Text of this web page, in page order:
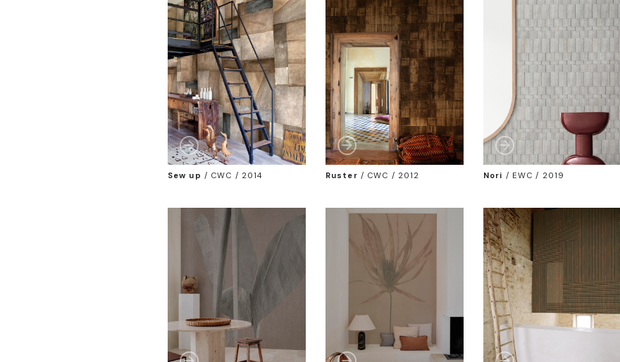
Sew up / CWC / 2014 Ruster / CWC / 2012 Nori / EWC / 2019